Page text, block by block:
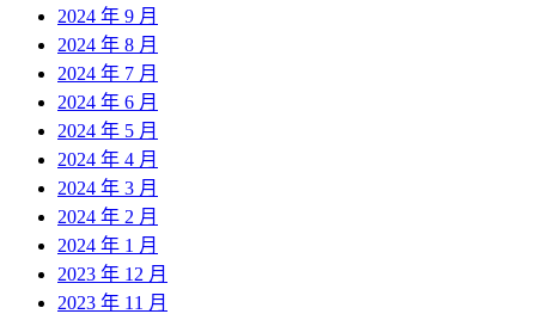
2024 年 9 月
2024 年 8 月
2024 年 7 月
2024 年 6 月
2024 年 5 月
2024 年 4 月
2024 年 3 月
2024 年 2 月
2024 年 1 月
2023 年 12 月
2023 年 11 月